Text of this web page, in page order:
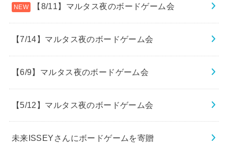
【8/11】マルタス夜のボードゲーム会
【7/14】マルタス夜のボードゲーム会
【6/9】マルタス夜のボードゲーム会
【5/12】マルタス夜のボードゲーム会
未来ISSEYさんにボードゲームを寄贈